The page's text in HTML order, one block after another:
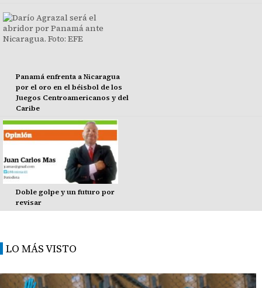
Panamá enfrenta a Nicaragua
por el oro en el béisbol de los
Juegos Centroamericanos y del
Caribe
Doble golpe y un futuro por
revisar
LO MÁS VISTO